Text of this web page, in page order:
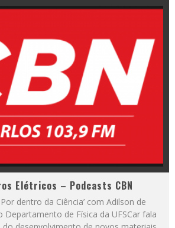
Elétricos – Podcasts CBN
dentro da Ciência’ com Adilson de
Departamento de Física da UFSCar fala